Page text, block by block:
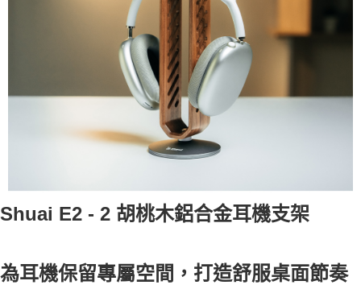
Shuai E2 - 2 胡桃木鋁合金耳機支架
為耳機保留專屬空間，打造舒服桌面節奏